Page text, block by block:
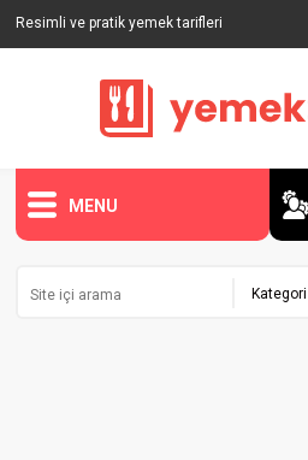
Resimli ve pratik yemek tarifleri
MENU